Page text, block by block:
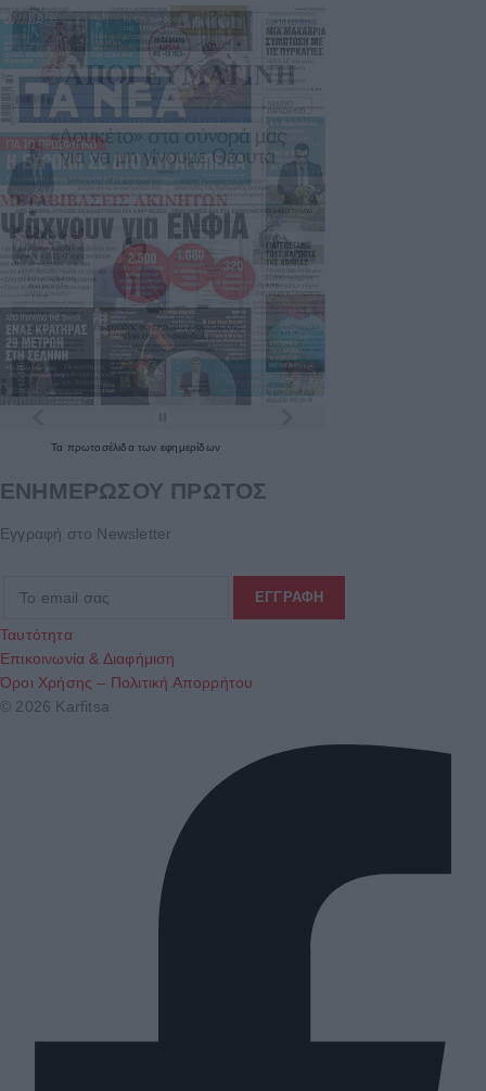
Τα πρωτοσέλιδατων εφημερίδων
ΕΝΗΜΕΡΩΣΟΥ ΠΡΩΤΟΣ
Εγγραφή στο Newsletter
Ταυτότητα
Επικοινωνία & Διαφήμιση
Όροι Χρήσης – Πολιτική Απορρήτου
© 2026 Karfitsa